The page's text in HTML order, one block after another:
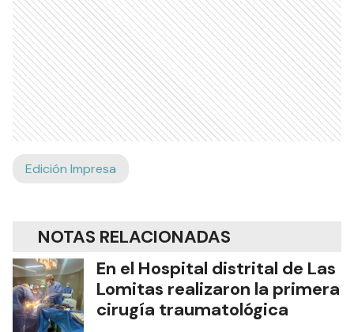
Edición Impresa
NOTAS RELACIONADAS
En el Hospital distrital de Las
Lomitas realizaron la primera
cirugía traumatológica